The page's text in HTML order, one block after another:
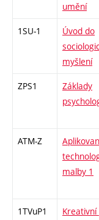
umění
1SU-1
Úvod do
myšlení
ZPS1
Základy
ATM-Z
malby 1
1TVuP1 Kreativní